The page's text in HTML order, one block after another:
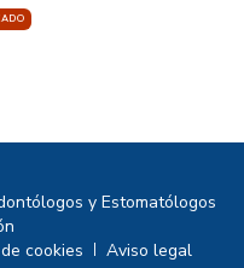
y Estomatólogos
cookies | Aviso legal